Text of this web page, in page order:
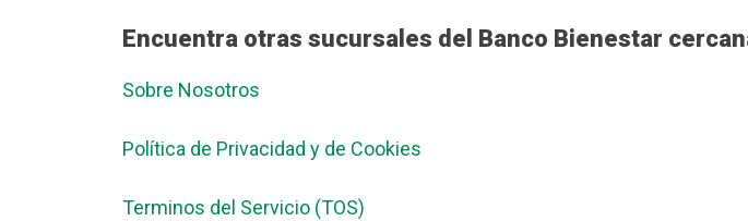
Encuentra otras sucursales del Banco Bienestar
Sobre Nosotros
Política de Privacidad y de Cookies
Terminos del Servicio (TOS)